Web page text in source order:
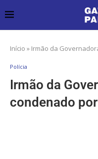
Início » Irmão da
Polícia
Irmão da
condenado